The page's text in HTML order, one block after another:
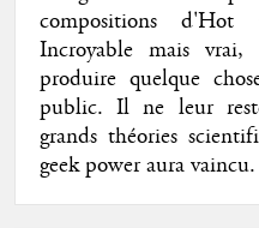
compositions
Incroyable mais
produire quelque
public. Il ne leur
grands théories
geek power aura vaincu.